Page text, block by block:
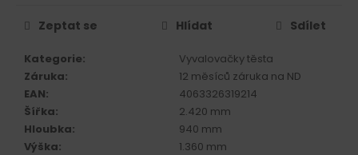
Kategorie:
Vyvalovačky těsta
Záruka:
12 měsíců záruka na ND
EAN:
4063326319214
Šířka:
2.420 mm
Hloubka:
940 mm
Výška:
1.360 mm
Zeptat se Hlídat Sdílet